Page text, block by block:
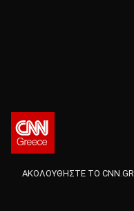
ΑΚΟΛΟΥΘΗΣΤΕ ΤΟ CNN.GR